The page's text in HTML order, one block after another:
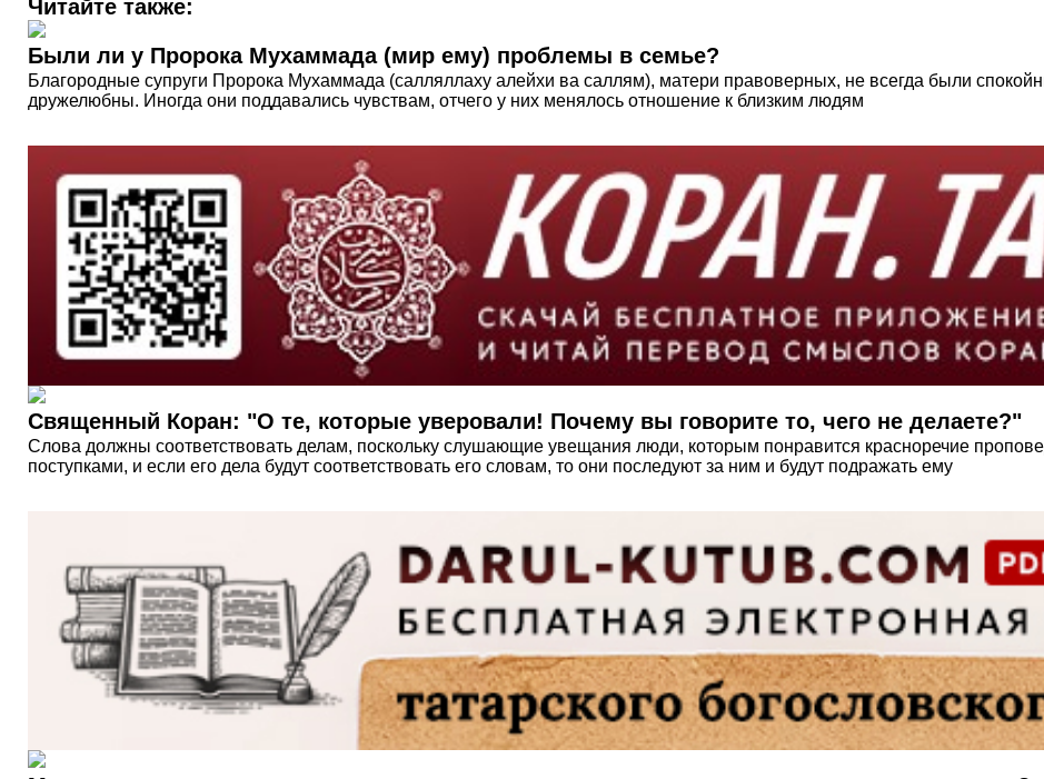
Читайте также:
Были ли у Пророка Мухаммада (мир ему) проблемы в семье?
Благородные супруги Пророка Мухаммада (салляллаху алейхи ва саллям), матери правоверных, не всегда были
дружелюбны. Иногда они поддавались чувствам, отчего у них менялось отношение к близким людям
Священный Коран: "О те, которые уверовали! Почему вы говорите то, чего не делаете?"
Слова должны соответствовать делам, поскольку слушающие увещания люди, которым понравится красноречие
поступками, и если его дела будут соответствовать его словам, то они последуют за ним и будут подражать ему